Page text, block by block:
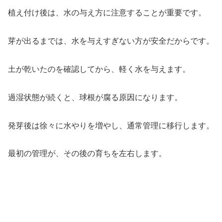
植え付け後は、水の与え方に注意することが重要です。
芽が出るまでは、水を与えすぎない方が安全だからです。
土が乾いたのを確認してから、軽く水を与えます。
過湿状態が続くと、球根が腐る原因になります。
発芽後は徐々に水やりを増やし、通常管理に移行します。
最初の管理が、その後の育ちを左右します。